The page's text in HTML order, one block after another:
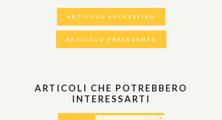
ARTICOLO SUCCESSIVO
ARTICOLO PRECEDENTE
ARTICOLI CHE POTREBBERO
INTERESSARTI